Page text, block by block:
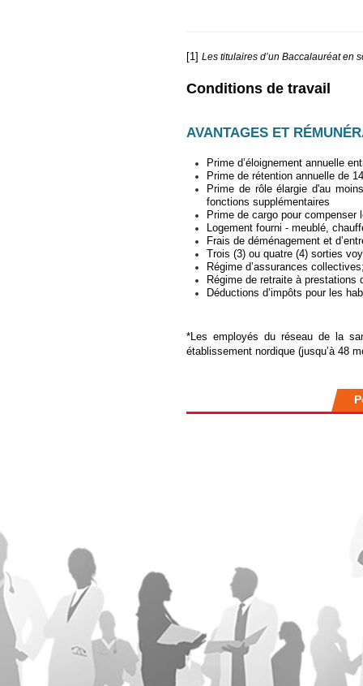
[1] Les titulaires d’un Baccalauréat en
Conditions de travail
AVANTAGES ET
Prime d’éloignement annuelle
Prime de rétention annuelle de
Prime de rôle élargie d'au
fonctions supplémentaires
Prime de cargo pour
Logement fourni - meublé,
Frais de déménagement et
Trois (3) ou quatre (4) sorties
Régime d’assurances
Régime de retraite à prestations
Déductions d’impôts pour les
*Les employés du réseau de la
établissement nordique (jusqu’à 48